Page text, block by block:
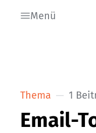
Menü
Thema 1
Email-